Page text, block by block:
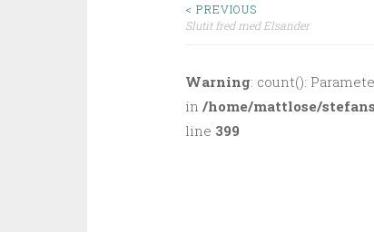
< PREVIOUS
Slutit fred med Elsander
Warning: count():
in /home/mattlose/
line 399